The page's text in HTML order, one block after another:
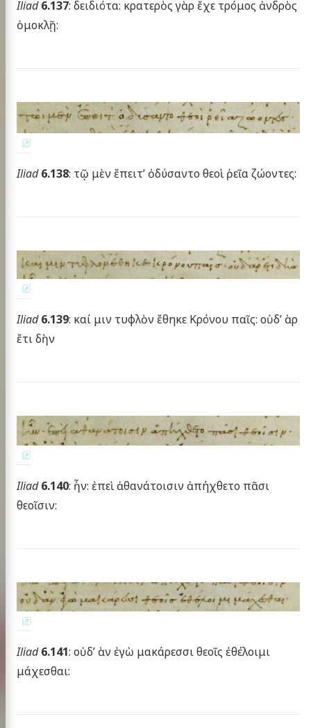
Iliad 6.137: δειδιότα: κρατερὸς γὰρ ἔχε τρόμος ἀνδρὸς
ὁμοκλῇ:
Iliad 6.138: τῷ μὲν ἔπειτ’ ὀδύσαντο θεοὶ ῥεῖα ζώοντες:
Iliad 6.139: καί μιν τυφλὸν ἔθηκε Κρόνου παῖς: οὐδ’ ὰρ
ἔτι δὴν
Iliad 6.140: ἦν: ἐπεὶ ἀθανάτοισιν ἀπήχθετο πᾶσι
θεοῖσιν:
Iliad 6.141: οὐδ’ ὰν ἐγὼ μακάρεσσι θεοῖς ἐθέλοιμι
μάχεσθαι: